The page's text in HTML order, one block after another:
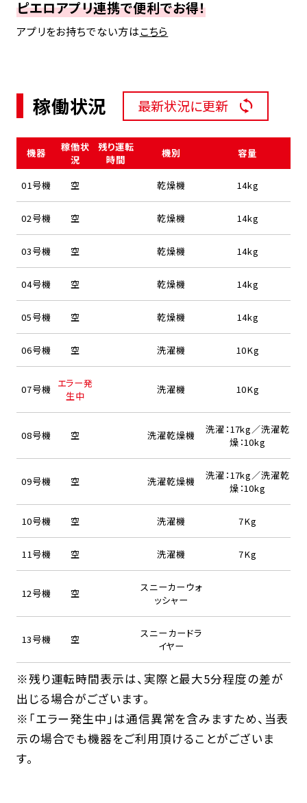
ピエロアプリ連携で便利でお得！
アプリをお持ちでない方はこちら
稼働状況 最新状況に更新
機器
稼働状
況
残り運転
時間
機別 容量
01号機 空 乾燥機 14kg
02号機 空 乾燥機 14kg
03号機 空 乾燥機 14kg
04号機 空 乾燥機 14kg
05号機 空 乾燥機 14kg
06号機 空 洗濯機 10Kg
07号機 エラー発
生中
洗濯機 10Kg
08号機 空 洗濯乾燥機
洗濯：17kg／洗濯乾
燥：10kg
09号機 空 洗濯乾燥機
洗濯：17kg／洗濯乾
燥：10kg
10号機 空 洗濯機 7Kg
11号機 空 洗濯機 7Kg
12号機 空
スニーカーウォ
ッシャー
13号機 空
スニーカードラ
イヤー
※残り運転時間表示は、実際と最大5分程度の差が
出じる場合がございます。
※「エラー発生中」は通信異常を含みますため、当表
示の場合でも機器をご利用頂けることがございま
す。